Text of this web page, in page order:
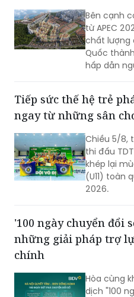
Bên cạnh
từ APEC
chất lượng
Quốc
hấp dẫn
Tiếp sức thế hệ trẻ
ngay từ những sân
Chiều 5/8,
thi đấu
khép lại
(U11) toàn
2026.
'100 ngày chuyển đổi
những giải pháp trợ
chính
Hòa cùng
dịch "100